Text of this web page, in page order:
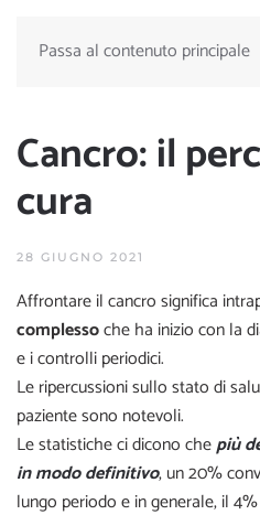
Passa al contenuto principale
Cancro: il
cura
28 GIUGNO 2021
Affrontare il cancro significa
complessoche ha inizio con la
e i controlli periodici.
Le ripercussioni sullo stato di
paziente sono notevoli.
Le statistiche ci dicono chepiù
in modo definitivo, un 20%
lungo periodo e in generale, il